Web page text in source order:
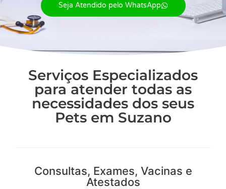
Seja Atendido pelo WhatsApp
Serviços Especializados
para atender todas as
necessidades dos seus
Pets em Suzano
Consultas, Exames, Vacinas e
Atestados